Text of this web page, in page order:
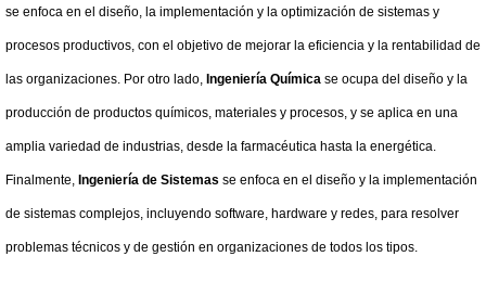
se enfoca en el diseño, la implementación y la optimización de sistemas y
procesos productivos, con el objetivo de mejorar la eficiencia y la rentabilidad de
las organizaciones. Por otro lado, Ingeniería Química se ocupa del diseño y la
producción de productos químicos, materiales y procesos, y se aplica en una
amplia variedad de industrias, desde la farmacéutica hasta la energética.
Finalmente, Ingeniería de Sistemas se enfoca en el diseño y la implementación
de sistemas complejos, incluyendo software, hardware y redes, para resolver
problemas técnicos y de gestión en organizaciones de todos los tipos.